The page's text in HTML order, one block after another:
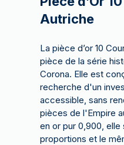
Autriche
La pièce d’or 10
pièce de la série
Corona. Elle est
recherche d'un
accessible, sans
pièces de l'Empire
en or pur 0,900, elle
proportions et le